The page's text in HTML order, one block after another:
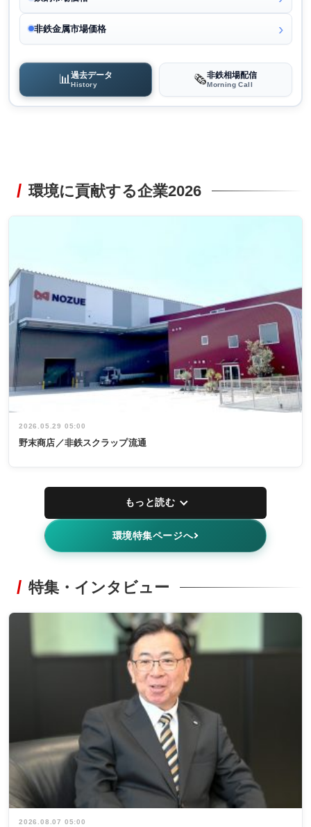
非鉄金属市場価格
📊過去データ
History 🗞️非鉄相場配信
Morning Call
環境に貢献する企業2026
2026.05.29 05:00
野末商店／非鉄スクラップ流通
もっと読む
環境特集ページへ
特集・インタビュー
2026.08.07 05:00